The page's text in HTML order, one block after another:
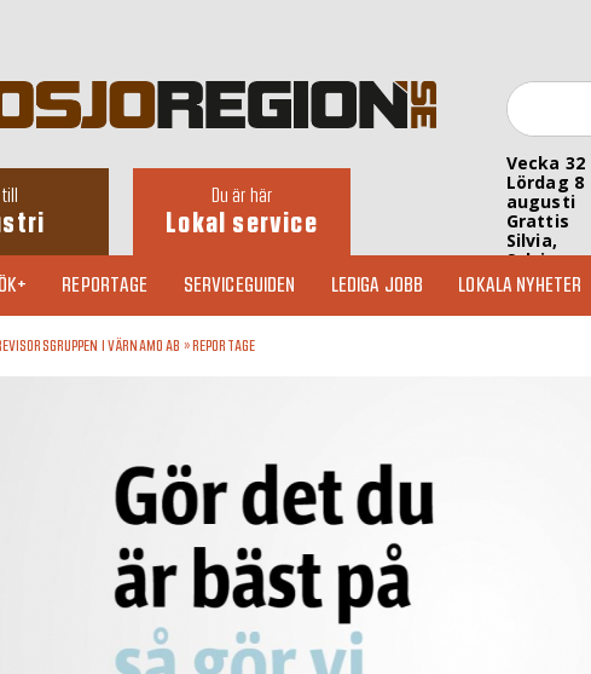
Du är här
Lokal service
Vecka 32
Lördag 8
augusti
Grattis
Silvia,
Sylvia
REPORTAGE SERVICEGUIDEN LEDIGA JOBB LOKALA NYHETER
I VÄRNAMO AB » REPORTAGE